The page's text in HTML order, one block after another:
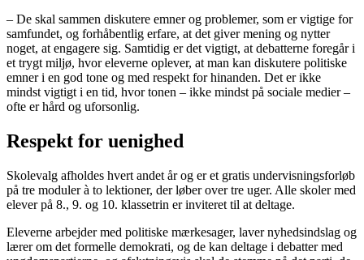
– De skal sammen diskutere emner og problemer, som er vigtige for
samfundet, og forhåbentlig erfare, at det giver mening og nytter
noget, at engagere sig. Samtidig er det vigtigt, at debatterne foregår i
et trygt miljø, hvor eleverne oplever, at man kan diskutere politiske
emner i en god tone og med respekt for hinanden. Det er ikke
mindst vigtigt i en tid, hvor tonen – ikke mindst på sociale medier –
ofte er hård og uforsonlig.
Respekt for uenighed
Skolevalg afholdes hvert andet år og er et gratis undervisningsforløb
på tre moduler à to lektioner, der løber over tre uger. Alle skoler med
elever på 8., 9. og 10. klassetrin er inviteret til at deltage.
Eleverne arbejder med politiske mærkesager, laver nyhedsindslag og
lærer om det formelle demokrati, og de kan deltage i debatter med